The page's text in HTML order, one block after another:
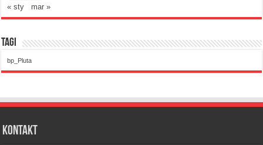
« sty
mar »
Tagi
bp_Pluta
Kontakt